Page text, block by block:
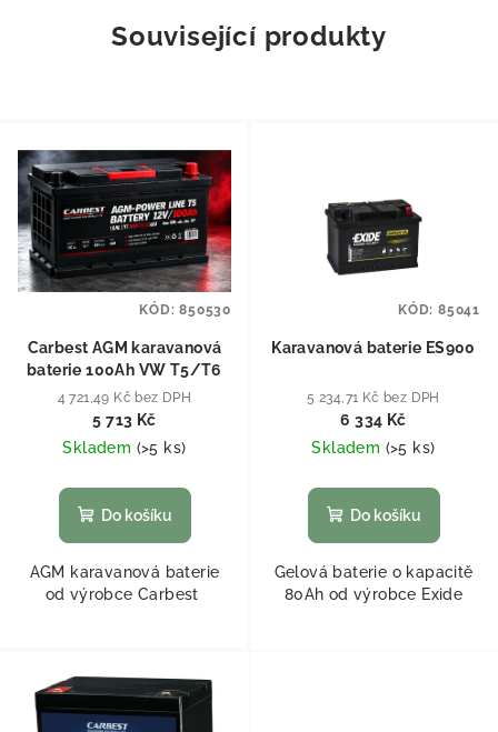
Související produkty
Carbest AGM karavanová
baterie 100Ah VW T5/T6
4 721,49 Kč bez DPH
5 713 Kč
Skladem (>5 ks)
Do košíku
AGM karavanová baterie
od výrobce Carbest
KÓD:850530
Karavanová baterie ES900
5 234,71 Kč bez DPH
6 334 Kč
Skladem (>5 ks)
Do košíku
Gelová baterie o kapacitě
80Ah od výrobce Exide
KÓD: 85041